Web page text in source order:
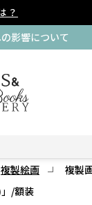
？
影響について
複製絵画
複製
/額装